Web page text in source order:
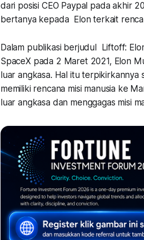
dari posisi CEO Paypal pada akhir
bertanya kepada Elon terkait
Dalam publikasi berjudul Liftoff:
SpaceX pada 2 Maret 2021, Elon
luar angkasa. Hal itu
memiliki rencana misi manusia ke
luar angkasa dan menggagas misi